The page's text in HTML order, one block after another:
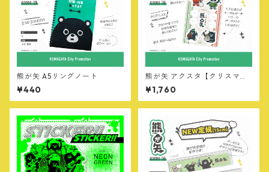
熊が矢 A5リングノート
¥440
熊が矢 アクスタ【クリスマスv
er】
¥1,760